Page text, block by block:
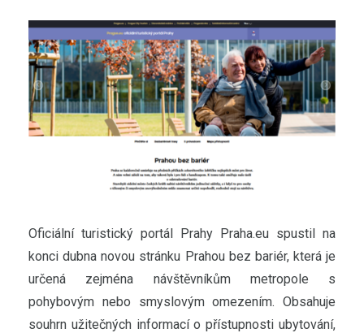
Oficiální turistický portál Prahy Praha.eu spustil na
konci dubna novou stránku Prahou bez bariér, která je
určená zejména návštěvníkům metropole s
pohybovým nebo smyslovým omezením. Obsahuje
souhrn užitečných informací o přístupnosti ubytování,